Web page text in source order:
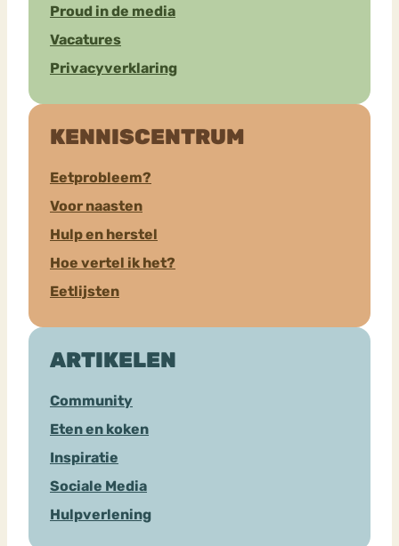
Proud in de media
Vacatures
Privacyverklaring
KENNISCENTRUM
Eetprobleem?
Voor naasten
Hulp en herstel
Hoe vertel ik het?
Eetlijsten
ARTIKELEN
Community
Eten en koken
Inspiratie
Sociale Media
Hulpverlening